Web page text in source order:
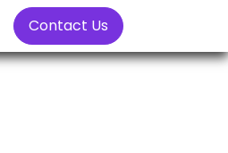
Contact Us